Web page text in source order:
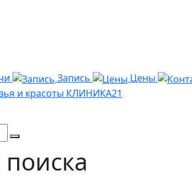
Запись Цены
и красоты КЛИНИКА21
поиска